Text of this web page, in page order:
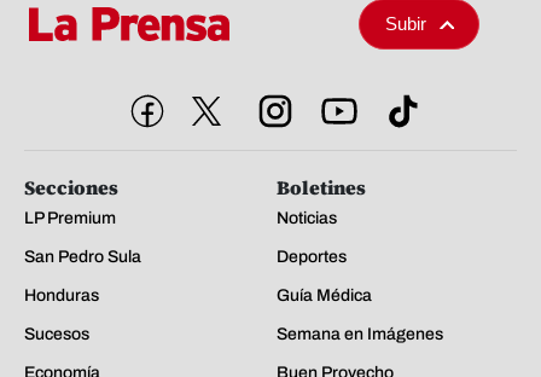
Subir
Secciones
LP Premium
San Pedro Sula
Honduras
Sucesos
Economía
Boletines
Noticias
Deportes
Guía Médica
Semana en Imágenes
Buen Provecho